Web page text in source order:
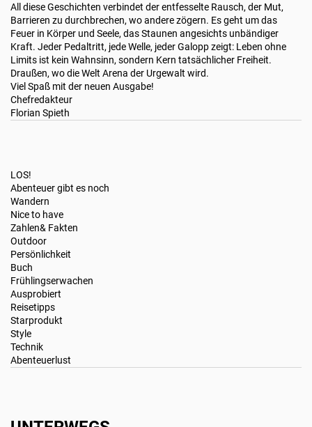
All diese Geschichten verbindet der entfesselte Rausch, der Mut,
Barrieren zu durchbrechen, wo andere zögern. Es geht um das
Feuer in Körper und Seele, das Staunen angesichts unbändiger
Kraft. Jeder Pedaltritt, jede Welle, jeder Galopp zeigt: Leben ohne
Limits ist kein Wahnsinn, sondern Kern tatsächlicher Freiheit.
Draußen, wo die Welt Arena der Urgewalt wird.
Viel Spaß mit der neuen Ausgabe!
Chefredakteur
Florian Spieth
LOS!
Abenteuer gibt es noch
Wandern
Nice to have
Zahlen& Fakten
Outdoor
Persönlichkeit
Buch
Frühlingserwachen
Ausprobiert
Reisetipps
Starprodukt
Style
Technik
Abenteuerlust